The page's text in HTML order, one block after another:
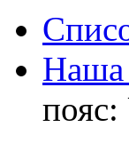
Наша
пояс: